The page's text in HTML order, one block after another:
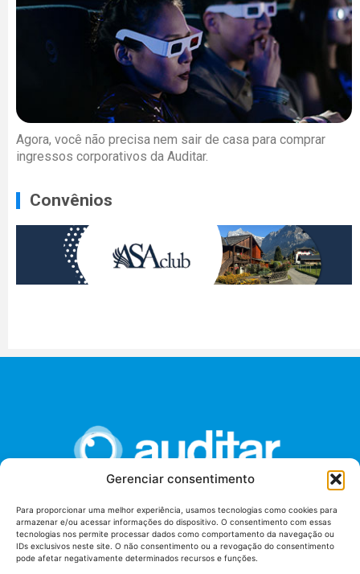
Gerenciar consentimento
Para proporcionar uma melhor experiência, usamos tecnologias como cookies para
armazenar e/ou acessar informações do dispositivo. O consentimento com essas
tecnologias nos permite processar dados como comportamento da navegação ou
IDs exclusivos neste site. O não consentimento ou a revogação do consentimento
pode afetar negativamente determinados recursos e funções.
Agora, você não precisa nem sair de casa para comprar
ingressos corporativos da Auditar.
Convênios
União dos Auditores Federais de Controle Externo -
AUDITAR
Setor de Administração Federal Sul (SAF/Sul), Qd. 04, Lt. 01